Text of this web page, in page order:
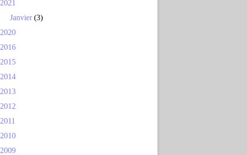
2021
Janvier(3)
2020
2016
2015
2014
2013
2012
2011
2010
2009